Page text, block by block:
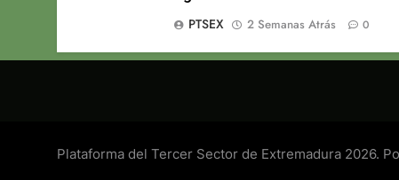
PTSEX
2 Semanas Atrás 0
Plataforma del Tercer Sector de Extremadura 2026.